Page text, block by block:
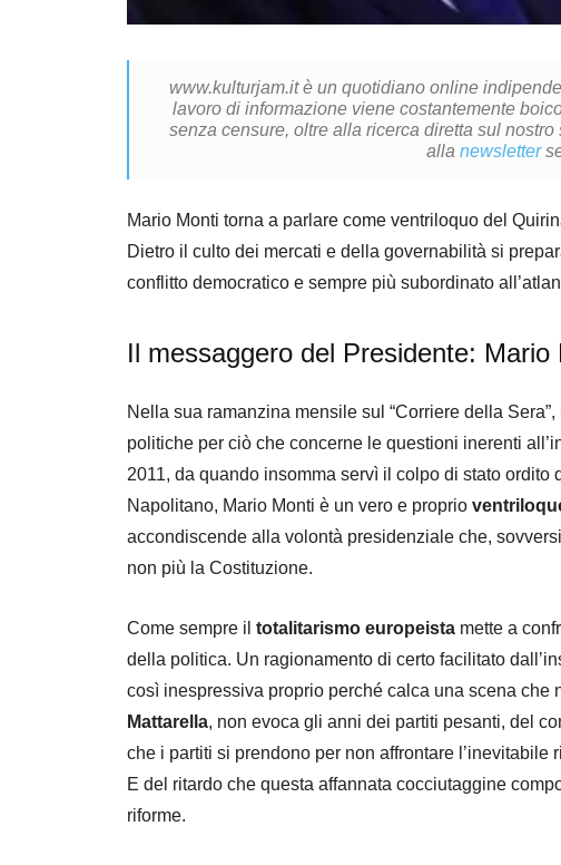
www.kulturjam.it è un quotidiano online
lavoro di informazione viene costantemente
senza censure, oltre alla ricerca diretta sul
allanewsletter
Mario Monti torna a parlare come ventriloquo del
Dietro il culto dei mercati e della governabilità si
conflitto democratico e sempre più subordinato
Il messaggero del Presidente:
Nella sua ramanzina mensile sul “Corriere della Sera”,
politiche per ciò che concerne le questioni inerenti
2011, da quando insomma servì il colpo di stato ordito
Napolitano, Mario Monti è un vero e proprio
accondiscende alla volontà presidenziale che,
non più la Costituzione.
Come sempre il totalitarismo europeista mette a
della politica. Un ragionamento di certo facilitato
così inespressiva proprio perché calca una scena che
Mattarella, non evoca gli anni dei partiti pesanti, del
che i partiti si prendono per non affrontare
E del ritardo che questa affannata cocciutaggine
riforme.